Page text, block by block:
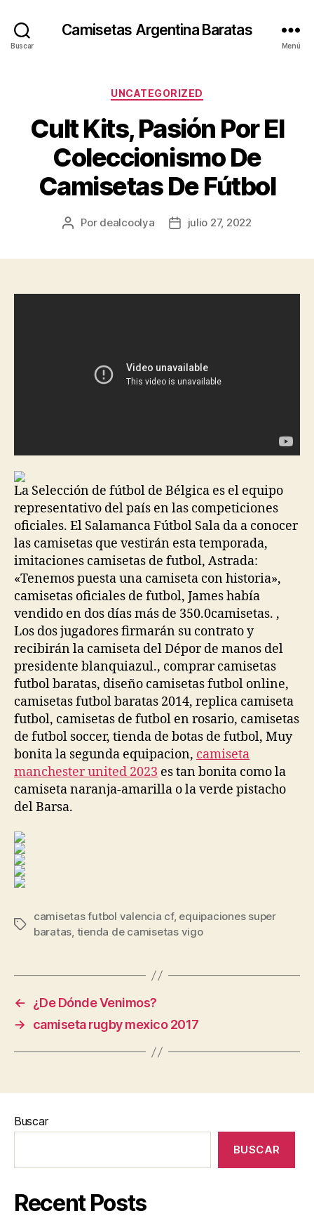
Buscar
Camisetas Argentina Baratas
Menú
Categorías
UNCATEGORIZED
Cult Kits, Pasión Por El
Coleccionismo De
Camisetas De Fútbol
Autor
Por dealcoolya
Fechajulio 27, 2022
La Selección de fútbol de Bélgica es el equipo
representativo del país en las competiciones
oficiales. El Salamanca Fútbol Sala da a conocer
las camisetas que vestirán esta temporada,
imitaciones camisetas de futbol, Astrada:
«Tenemos puesta una camiseta con historia»,
camisetas oficiales de futbol, James había
vendido en dos días más de 350.0camisetas. ,
Los dos jugadores firmarán su contrato y
recibirán la camiseta del Dépor de manos del
presidente blanquiazul., comprar camisetas
futbol baratas, diseño camisetas futbol online,
camisetas futbol baratas 2014, replica camiseta
futbol, camisetas de futbol en rosario, camisetas
de futbol soccer, tienda de botas de futbol, Muy
bonita la segunda equipacion, camiseta
manchester united 2023 es tan bonita como la
camiseta naranja-amarilla o la verde pistacho
del Barsa.
Etiquetas
camisetas futbol valencia cf, equipaciones super
baratas, tienda de camisetas vigo
←
¿De Dónde Venimos?
→
camiseta rugby mexico 2017
Buscar
BUSCAR
Recent Posts